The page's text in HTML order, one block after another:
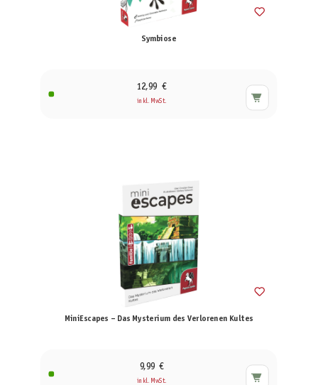
Symbiose
12,99 €
inkl. MwSt.
MiniEscapes – Das Mysterium des Verlorenen Kultes
9,99 €
inkl. MwSt.